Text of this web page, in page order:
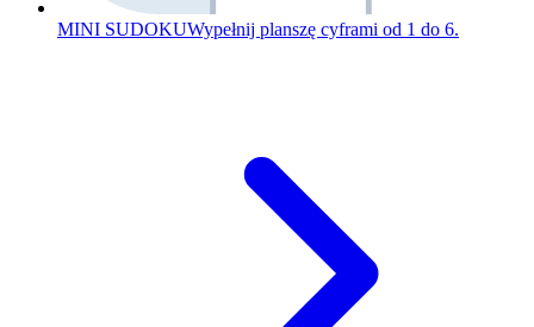
MINI SUDOKUWypełnij planszę cyframi od 1 do 6.